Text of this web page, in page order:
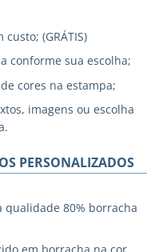
(GRÁTIS)
conforme sua escolha;
cores na estampa;
imagens ou escolha
PERSONALIZADOS
80% borracha